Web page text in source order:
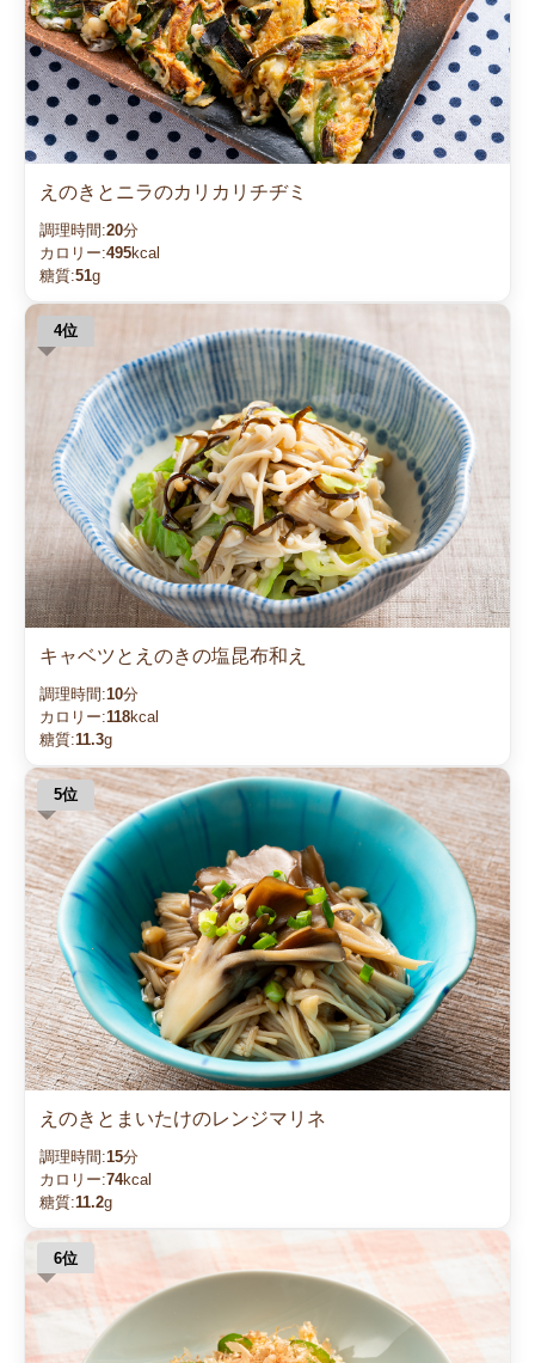
えのきとニラのカリカリチヂミ
調理時間:20分
カロリー:495kcal
糖質:51g
キャベツとえのきの塩昆布和え
調理時間:10分
カロリー:118kcal
糖質:11.3g
えのきとまいたけのレンジマリネ
調理時間:15分
カロリー:74kcal
糖質:11.2g